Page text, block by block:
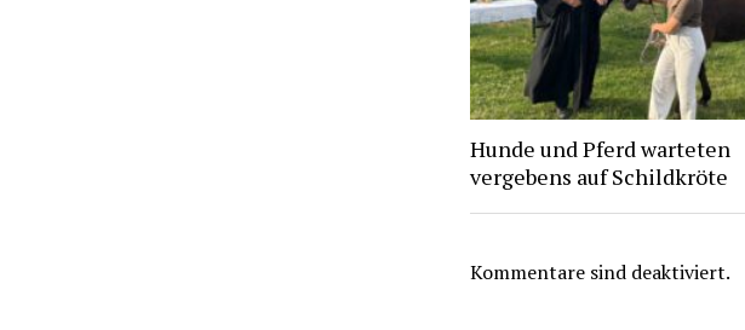
Hunde und Pferd warteten
vergebens auf Schildkröte
Kommentare sind deaktiviert.